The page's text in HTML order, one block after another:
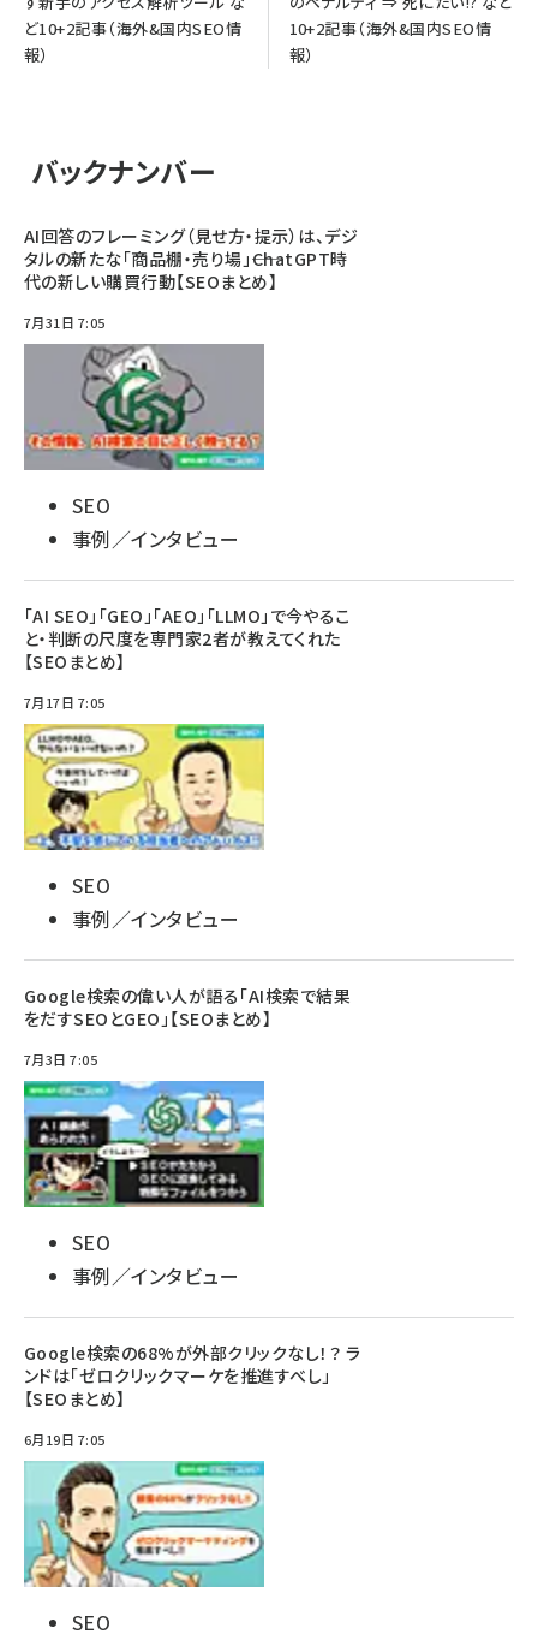
ど10+2記事（海外&国内SEO情
報）
10+2記事（海外&国内SEO情
報）
バックナンバー
AI回答のフレーミング（見せ方・提示）は、デジ
タルの新たな「商品棚・売り場」――ChatGPT時
代の新しい購買行動【SEOまとめ】
7月31日 7:05
SEO
事例／インタビュー
「AI SEO」「GEO」「AEO」「LLMO」で今やるこ
と・判断の尺度を専門家2者が教えてくれた
【SEOまとめ】
7月17日 7:05
SEO
事例／インタビュー
Google検索の偉い人が語る「AI検索で結果
をだすSEOとGEO」【SEOまとめ】
7月3日 7:05
SEO
事例／インタビュー
Google検索の68%が外部クリックなし！？ ラ
ンドは「ゼロクリックマーケを推進すべし」
【SEOまとめ】
6月19日 7:05
SEO